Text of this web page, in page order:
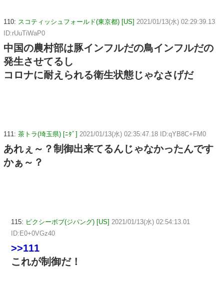
110: スコティッシュフォールド(東京都) [US] 2021/01/13(水) 02:29:39.13
ID:rUuTiWaP0
中国の農村部は豚インフルだの鳥インフルだの
発生させてるし
コロナに耐えられる衛生状態じゃなさげだ
111: 茶トラ(埼玉県) [ﾆﾀﾞ] 2021/01/13(水) 02:35:47.18 ID:qYB8C+FM0
あれぇ～？制御出来てるんじゃなかったんです
かぁ～？
115: ピクシーボブ(ジパング) [US] 2021/01/13(水) 02:54:13.01
ID:E0+0VGz40
>>111
これが制御だ！